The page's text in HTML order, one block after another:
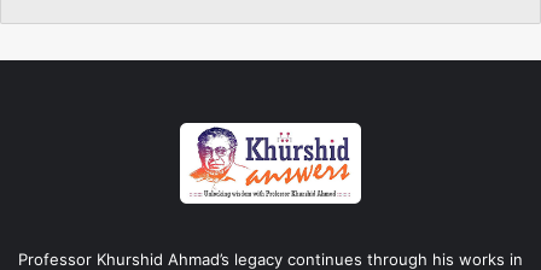
Professor Khurshid Ahmad’s legacy continues through his works in